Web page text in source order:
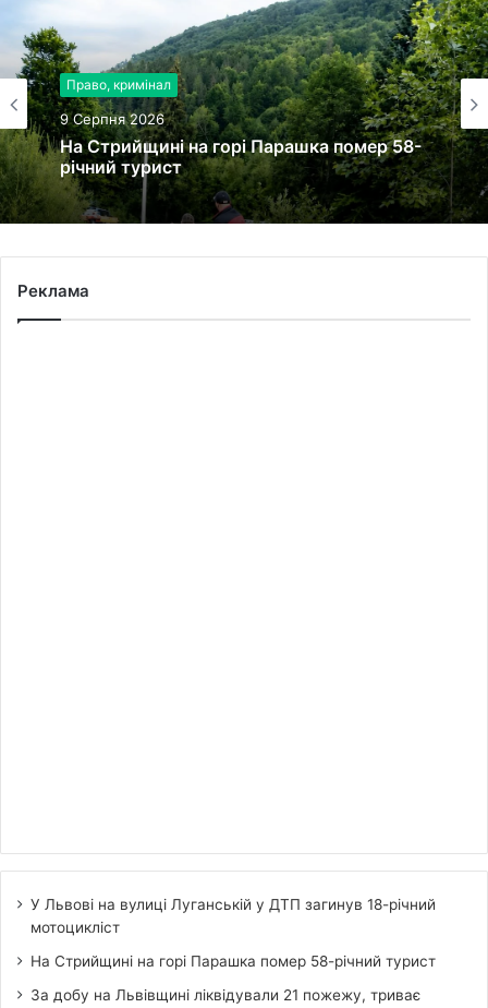
Право, кримінал
9 Серпня 2026
На Стрийщині на горі Парашка помер 58-
річний турист
Реклама
У Львові на вулиці Луганській у ДТП загинув 18-річний
мотоцикліст
На Стрийщині на горі Парашка помер 58-річний турист
За добу на Львівщині ліквідували 21 пожежу, триває